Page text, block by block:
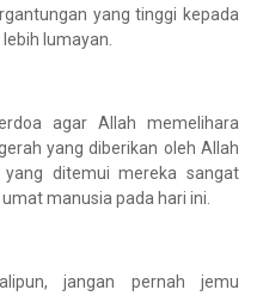
yang tinggi kepada
lumayan.
agar Allah memelihara
yang diberikan oleh Allah
ditemui mereka sangat
manusia pada hari ini.
jangan pernah jemu